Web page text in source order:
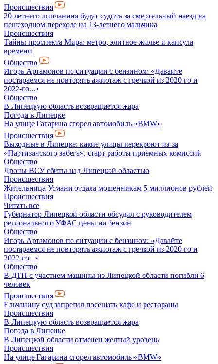
Происшествия
20-летнего липчанина будут судить за смертельный наезд на
пешеходном переходе на 13-летнего мальчика
Происшествия
Тайны проспекта Мира: метро, элитное жилье и капсула
времени
Общество
Игорь Артамонов по ситуации с бензином: «Давайте
постараемся не повторять ажиотаж с гречкой из 2020-го и
2022-го...»
Общество
В Липецкую область возвращается жара
Погода в Липецке
На улице Гагарина сгорел автомобиль «BMW»
Происшествия
Выходные в Липецке: какие улицы перекроют из-за
«Партизанского забега», старт работы приёмных комиссий
Общество
Дроны ВСУ сбиты над Липецкой областью
Происшествия
Жительница Усмани отдала мошенникам 5 миллионов рублей
Происшествия
Читать все
Губернатор Липецкой области обсудил с руководителем
регионального УФАС цены на бензин
Общество
Игорь Артамонов по ситуации с бензином: «Давайте
постараемся не повторять ажиотаж с гречкой из 2020-го и
2022-го...»
Общество
В ДТП с участием машины из Липецкой области погибли 6
человек
Происшествия
Ельчанину суд запретил посещать кафе и рестораны
Происшествия
В Липецкую область возвращается жара
Погода в Липецке
В Липецкой области отменен желтый уровень
Происшествия
На улице Гагарина сгорел автомобиль «BMW»